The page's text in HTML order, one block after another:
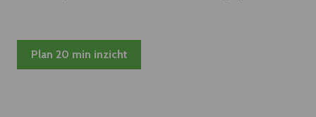
Plan 20 min inzicht